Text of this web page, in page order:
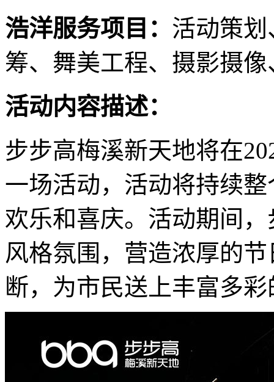
浩洋服务项目： 活动策
筹、舞美工程、摄影摄
活动内容描述：
步步高梅溪新天地将在
一场活动，活动将持续
欢乐和喜庆。活动期间
风格氛围，营造浓厚的
断，为市民送上丰富多